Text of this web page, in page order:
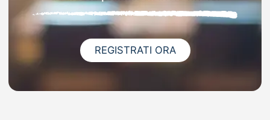
REGISTRATI ORA